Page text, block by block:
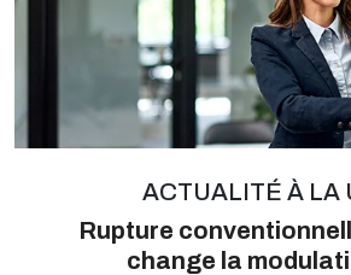
ACTUALITÉ À LA
Rupture
change la